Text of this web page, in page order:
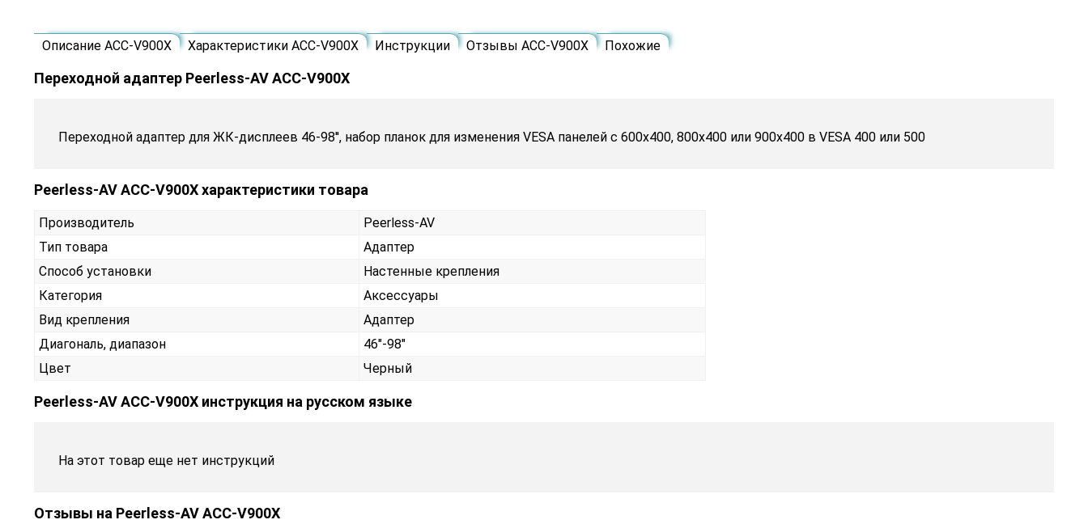
Описание ACC-V900X Характеристики ACC-V900X Инструкции Отзывы ACC-V900X Похожие
Переходной адаптер Peerless-AV ACC-V900X
Переходной адаптер для ЖК-дисплеев 46-98'', набор планок для изменения VESA панелей с 600x400, 800x400 или 900x400 в VESA 400 или 500
Peerless-AV ACC-V900X характеристики товара
Производитель
Peerless-AV
Тип товара
Адаптер
Способ установки
Настенные крепления
Категория
Аксессуары
Вид крепления
Адаптер
Диагональ, диапазон
46"-98"
Цвет
Черный
Peerless-AV ACC-V900X инструкция на русском языке
На этот товар еще нет инструкций
Отзывы на Peerless-AV ACC-V900X